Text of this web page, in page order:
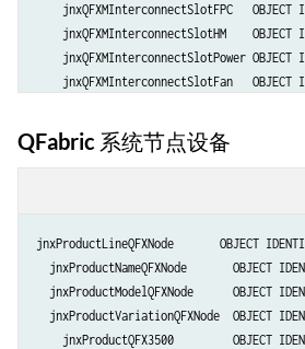
jnxQFXMInterconnectSlotFPC   OBJECT
jnxQFXMInterconnectSlotHM    OBJECT
jnxQFXMInterconnectSlotPower OBJECT
jnxQFXMInterconnectSlotFan   OBJECT
jnxMediaCardSpaceQFXMInterconnect
QFabric 系统节点设备
jnxProductLineQFXNode       OBJECT
jnxProductNameQFXNode       OBJECT
jnxProductModelQFXNode      OBJECT
jnxProductVariationQFXNode  OBJECT
jnxProductQFX3500         OBJECT